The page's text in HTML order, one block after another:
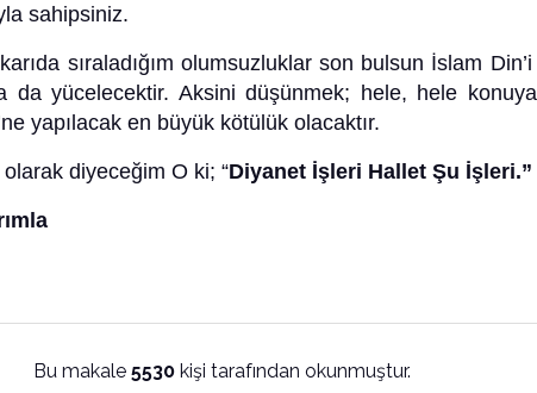
sahipsiniz.
sıraladığım olumsuzluklar son bulsun İslam
da yücelecektir. Aksini düşünmek; hele, hele konuya
yapılacak en büyük kötülük olacaktır.
diyeceğim O ki; “Diyanet İşleri Hallet Şu İşleri.”
Bu makale 5530kişi tarafından okunmuştur.